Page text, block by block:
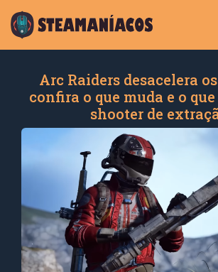
Arc Raiders desacelera
confira o que muda e o
shooter de